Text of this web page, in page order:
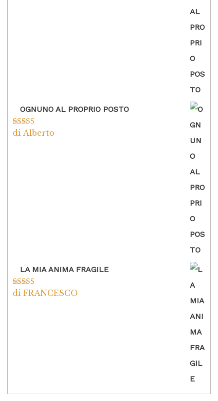
OGNUNO AL PROPRIO POSTO
Valutato5su
di Alberto
LA MIA ANIMA FRAGILE
Valutato5su
di FRANCESCO